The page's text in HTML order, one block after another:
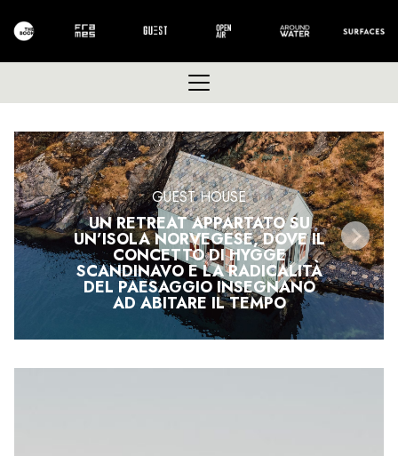
GUEST HOUSE
UN RETREAT APPARTATO SU
UN’ISOLA NORVEGESE, DOVE IL
CONCETTO DI HYGGE
SCANDINAVO E LA RADICALITÀ
DEL PAESAGGIO INSEGNANO
AD ABITARE IL TEMPO